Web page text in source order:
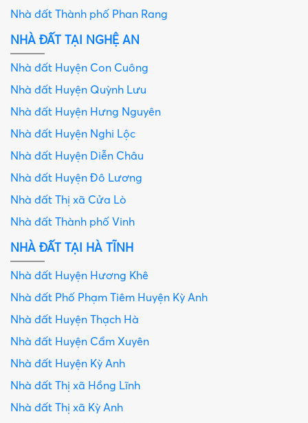
Nhà đất Thành phố Phan Rang
NHÀ ĐẤT TẠI NGHỆ AN
Nhà đất Huyện Con Cuông
Nhà đất Huyện Quỳnh Lưu
Nhà đất Huyện Hưng Nguyên
Nhà đất Huyện Nghi Lộc
Nhà đất Huyện Diễn Châu
Nhà đất Huyện Đô Lương
Nhà đất Thị xã Cửa Lò
Nhà đất Thành phố Vinh
NHÀ ĐẤT TẠI HÀ TĨNH
Nhà đất Huyện Hương Khê
Nhà đất Phố Phạm Tiêm Huyện Kỳ Anh
Nhà đất Huyện Thạch Hà
Nhà đất Huyện Cẩm Xuyên
Nhà đất Huyện Kỳ Anh
Nhà đất Thị xã Hồng Lĩnh
Nhà đất Thị xã Kỳ Anh